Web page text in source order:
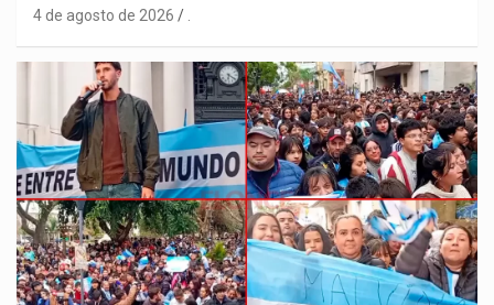
4 de agosto de 2026